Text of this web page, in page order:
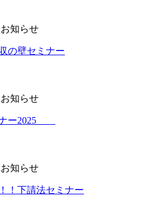
お知らせ
の壁セミナー
お知らせ
ナー2025
お知らせ
！下請法セミナー